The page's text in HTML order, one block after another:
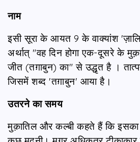
नाम
इसी सूरा के आयत 9 के वाक्यांश
अर्थात् "वह दिन होगा एक-दूसरे के
जीत (तग़ाबुन) का" से उद्धृत है ।
जिसमें शब्द 'तग़ाबुन' आया है।
उतरने का समय
मुक़ातिल और कल्बी कहते हैं कि